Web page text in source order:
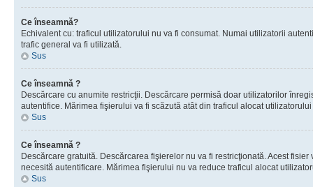
Ce înseamnă?
Echivalent cu: traficul utilizatorului nu va fi consumat. Numai utilizatorii
trafic general va fi utilizată.
Sus
Ce înseamnă ?
Descărcare cu anumite restricţii. Descărcare permisă doar utilizatorilor
autentifice. Mărimea fişierului va fi scăzută atât din traficul alocat
Sus
Ce înseamnă ?
Descărcare gratuită. Descărcarea fişierelor nu va fi restricţionată. Acest
necesită autentificare. Mărimea fişierului nu va reduce traficul alocat
Sus